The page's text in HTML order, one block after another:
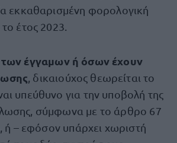
εκκαθαρισμένη φορολογική
έτος 2023.
έγγαμων ή όσων έχουν
, δικαιούχος θεωρείται το
υπεύθυνο για την υποβολή της
σύμφωνα με το άρθρο 67
ή – εφόσον υπάρχει χωριστή